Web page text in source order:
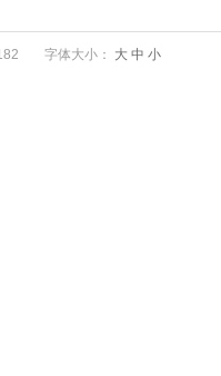
字体大小： 大 中 小